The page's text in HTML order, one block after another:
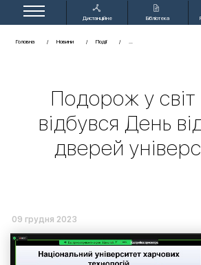
Дистанційне
Бібліотека
Головна Новини Події
Подорож у
відбувся День
дверей
09 грудня 2023